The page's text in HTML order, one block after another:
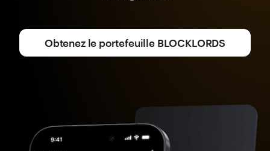
Obtenez le portefeuille BLOCKLORDS